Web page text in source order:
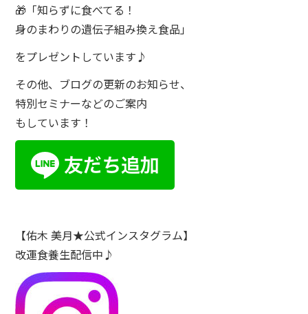
🎁「知らずに食べてる！
身のまわりの遺伝子組み換え食品」
をプレゼントしています♪
その他、ブログの更新のお知らせ、
特別セミナーなどのご案内
もしています！
【佑木 美月★公式インスタグラム】
改運食養生配信中♪